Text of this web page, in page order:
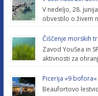
V nedeljo, 28.
obvestilo o živem
Čiščenje morskih
Zavod YouSea in
aktivnosti za
Picerija »9 bofora«
Beaufortovo